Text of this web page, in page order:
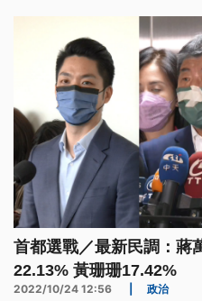
會繼續努力。
首都選戰／最新民調：蔣
22.13% 黃珊珊17.42%
2022/10/24 12:56 政治